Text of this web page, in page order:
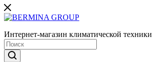
Интернет-магазин климатической техники